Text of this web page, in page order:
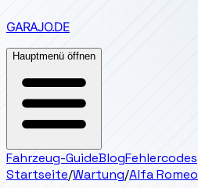
GARAJO.DE
Hauptmenü öffnen
Fahrzeug-GuideBlogFehlercodes
Startseite/Wartung/Alfa Romeo